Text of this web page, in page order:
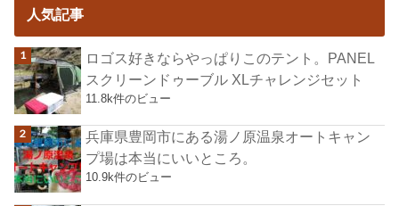
人気記事
ロゴス好きならやっぱりこのテント。PANEL
スクリーンドゥーブル XLチャレンジセット
11.8k件のビュー
兵庫県豊岡市にある湯ノ原温泉オートキャン
プ場は本当にいいところ。
10.9k件のビュー